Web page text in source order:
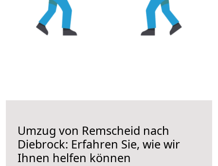
Umzug von Remscheid nach
Diebrock: Erfahren Sie, wie wir
Ihnen helfen können